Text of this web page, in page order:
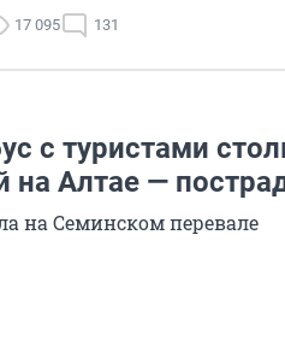
17 095 131
с туристами
на Алтае —
на Семинском перевале